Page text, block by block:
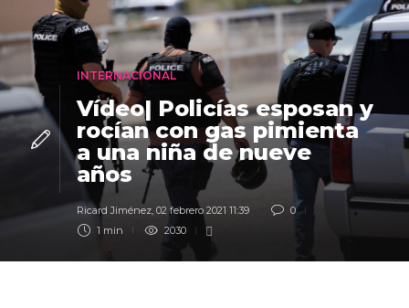
INTERNACIONAL
Vídeo| Policías esposan y
rocían con gas pimienta
a una niña de nueve
años
Ricard Jiménez, 02 febrero 2021 11:39
0
1 min
2030